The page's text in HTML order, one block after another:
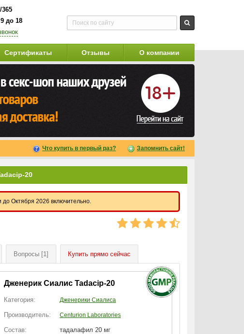
365
до 18
Сертификаты Отзывы О компании
Что купить в первый раз? Запомнить сайт!
20
до Октября 2026 включительно.
Вопросы [1] Купить прямо сейчас
Дженерик Сиалис Tadacip-20
Категория: Дженерики Сиалиса
Производитель: Centurion Laboratories
Состав: тадалафил 20 мг